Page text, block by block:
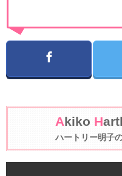
Akiko H
ハートリー明子